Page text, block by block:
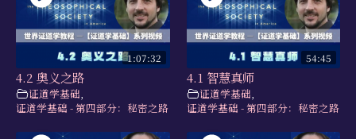
1:07:32
4.2 奥义之路
证道学基础
证道学基础 - 第四部分：秘密之路
54:45
4.1 智慧真师
证道学基础
证道学基础 - 第四部分：秘密之路